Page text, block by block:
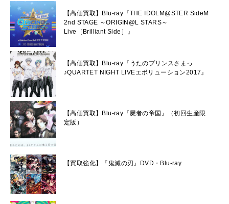
【高価買取】Blu-ray『THE IDOLM@STER SideM
2nd STAGE ～ORIGIN@L STARS～
Live［Brilliant Side］』
【高価買取】Blu-ray『うたのプリンスさまっ
♪QUARTET NIGHT LIVEエボリューション2017』
【高価買取】Blu-ray『屍者の帝国』（初回生産限
定版）
【買取強化】『鬼滅の刃』DVD・Blu-ray